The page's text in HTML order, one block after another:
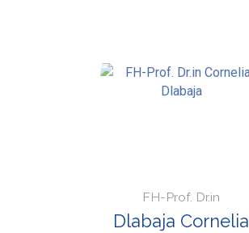
FH-Prof. Dr.in
Dlabaja Cornelia